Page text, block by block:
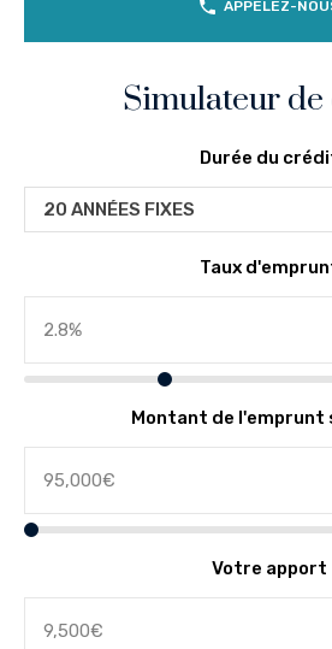
APPELEZ-
Simulateur
Durée du
20 ANNÉES FIXES
Taux
Montant de l'emprunt
Votre apport